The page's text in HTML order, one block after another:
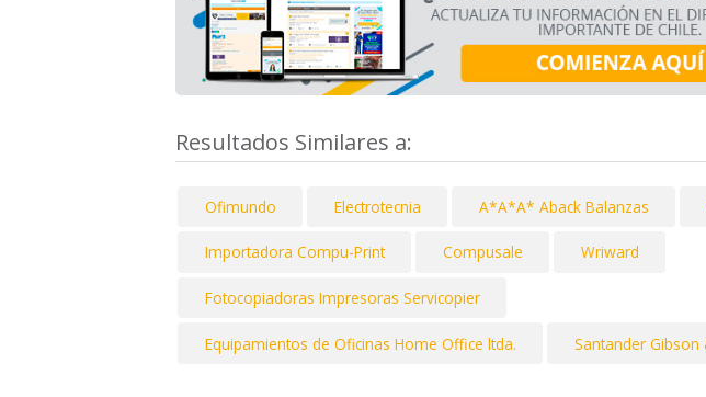
Resultados Similares a:
Ofimundo Electrotecnia A*A*A* Aback Balanzas
Importadora Compu-Print Compusale Wriward
Fotocopiadoras Impresoras Servicopier
Equipamientos de Oficinas Home Office ltda. Santander Gibson